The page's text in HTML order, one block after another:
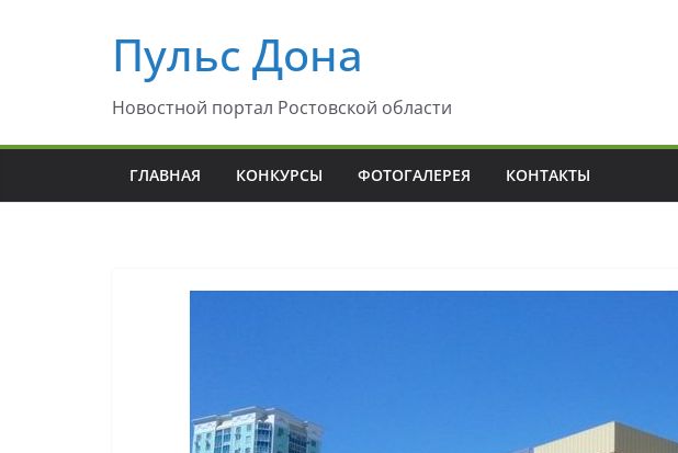
содержимомуПульс Дона
Новостной портал Ростовской области
ГЛАВНАЯ КОНКУРСЫ ФОТОГАЛЕРЕЯ КОНТАКТЫ